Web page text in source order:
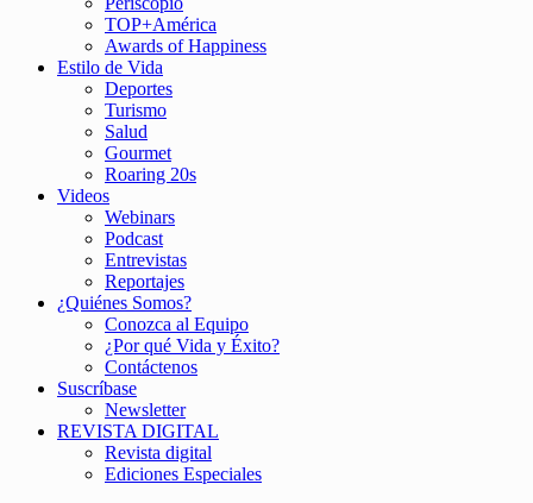
TOP+América
Awards of Happiness
Estilo de Vida
Deportes
Turismo
Salud
Gourmet
Roaring 20s
Videos
Webinars
Podcast
Entrevistas
Reportajes
¿Quiénes Somos?
Conozca al Equipo
¿Por qué Vida y Éxito?
Contáctenos
Suscríbase
Newsletter
REVISTA DIGITAL
Revista digital
Ediciones Especiales